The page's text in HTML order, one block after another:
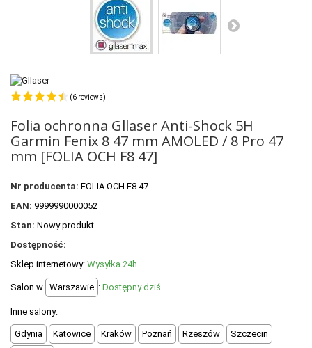
OBAKU DENMARK ZEGARKI
POLECANE PRODUKTY
OUTLET
(6 reviews)
Folia ochronna Gllaser Anti-Shock 5H
Garmin Fenix 8 47 mm AMOLED / 8 Pro 47
mm [FOLIA OCH F8 47]
Nr producenta: FOLIA OCH F8 47
EAN: 9999990000052
Stan: Nowy produkt
Dostępność:
Sklep internetowy: Wysyłka 24h
Salon w Warszawie : Dostępny dziś
Inne salony:
Gdynia Katowice Kraków Poznań Rzeszów
Szczecin